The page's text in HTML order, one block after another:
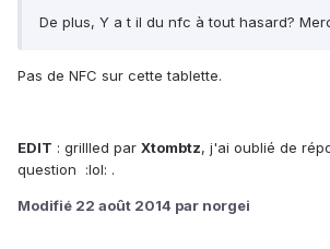
De plus, Y a t il du nfc à tout hasard?
Pas de NFC sur cette tablette.
EDIT : grillled par Xtombtz, j'ai oublié de
question :lol: .
Modifié 22 août 2014 par norgei